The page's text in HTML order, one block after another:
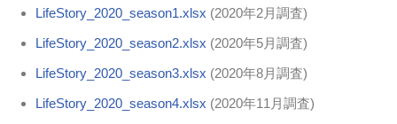
LifeStory_2020_season1.xlsx (2020年2月調査)
LifeStory_2020_season2.xlsx (2020年5月調査)
LifeStory_2020_season3.xlsx (2020年8月調査)
LifeStory_2020_season4.xlsx (2020年11月調査)